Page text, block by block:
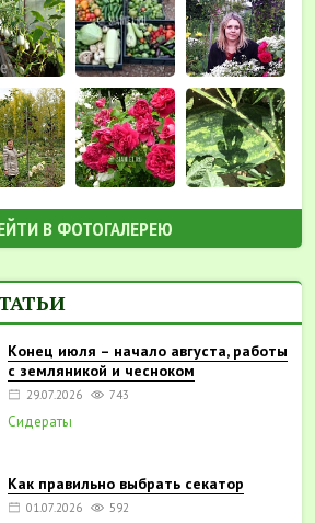
В ФОТОГАЛЕРЕЮ
Конец июля – начало августа, работы
с земляникой и чесноком
29.07.2026 743
Сидераты
Как правильно выбрать секатор
01.07.2026 592